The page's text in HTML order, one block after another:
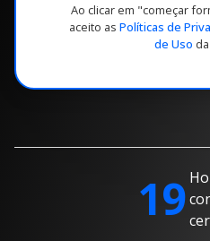
Ao clicar em "começar
aceito as Políticas de
de Uso
19